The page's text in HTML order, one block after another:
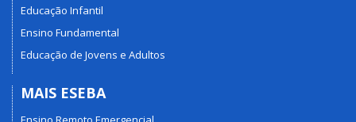
Educação Infantil
Ensino Fundamental
Educação de Jovens e Adultos
MAIS ESEBA